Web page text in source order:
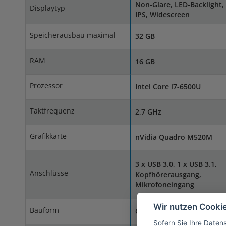
Displaytyp
Non-Glare, LED-Backlight,
IPS, Widescreen
Speicherausbau maximal 32 GB
RAM 16 GB
Prozessor Intel Core i7-6500U
Taktfrequenz 2,7 GHz
Grafikkarte nVidia Quadro M520M
Anschlüsse
3 x USB 3.0, 1 x USB 3.1,
Kopfhörerausgang,
Mikrofoneingang
Bauform ClamshellWir nutzen
Sofern Sie Ihre